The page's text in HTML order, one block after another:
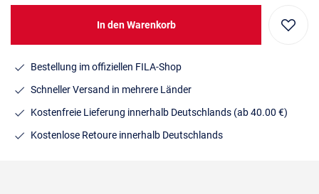
In den Warenkorb
Bestellung im offiziellen FILA-Shop
Schneller Versand in mehrere Länder
Kostenfreie Lieferung innerhalb Deutschlands (ab 40.00 €)
Kostenlose Retoure innerhalb Deutschlands